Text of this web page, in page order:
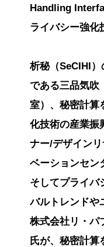
Handling
ライバシー強化
析秘（SeCIHI
である三品気吹
室）、秘密計算
化技術の産業振
ナー/デザイン
ベーションセン
そしてプライバ
バルトレンドや
株式会社リ・パ
氏が、秘密計算